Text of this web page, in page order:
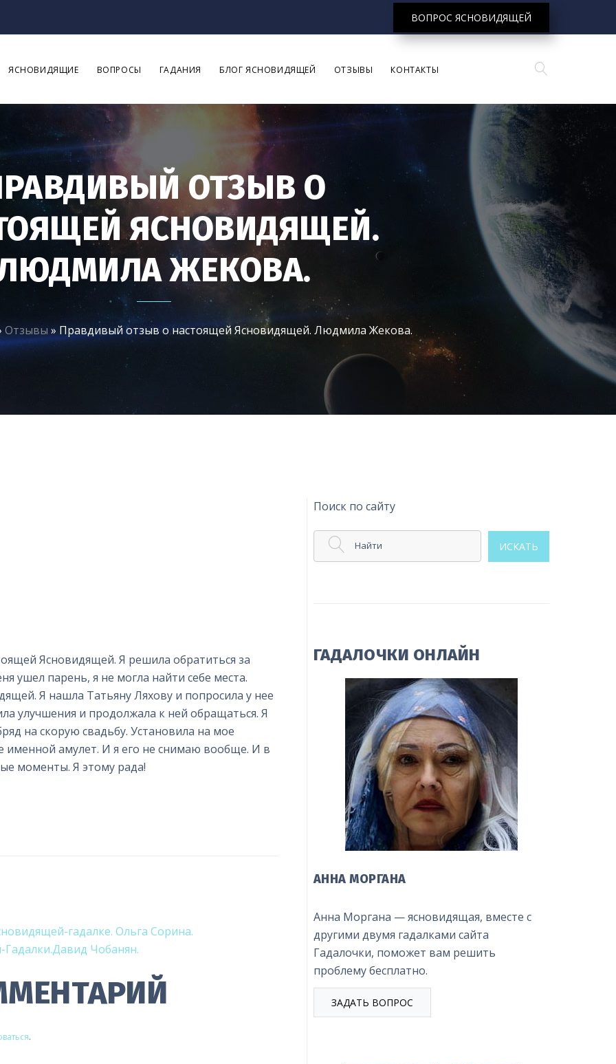
ВОПРОС ЯСНОВИДЯЩЕЙ
ЯСНОВИДЯЩИЕ ВОПРОСЫ ГАДАНИЯ БЛОГ ЯСНОВИДЯЩЕЙ ОТЗЫВЫ КОНТАКТЫ
ОТЗЫВ О
ЯСНОВИДЯЩЕЙ.
ЖЕКОВА.
Отзывы»Правдивый отзыв о настоящей Ясновидящей. Людмила Жекова.
Ясновидящей. Я решила обратиться за
ушел парень, я не могла найти себе места.
Я нашла Татьяну Ляхову и попросила у нее
улучшения и продолжала к ней обращаться. Я
на скорую свадьбу. Установила на мое
амулет. И я его не снимаю вообще. И в
моменты. Я этому рада!
гадалке. Ольга Сорина.
Чобанян.
.
Поиск по сайту
Найти ИСКАТЬ
ГАДАЛОЧКИ ОНЛАЙН
АННА МОРГАНА
Анна Моргана — ясновидящая, вместе с
другими двумя гадалками сайта
Гадалочки, поможет вам решить
проблему бесплатно.
ЗАДАТЬ ВОПРОС